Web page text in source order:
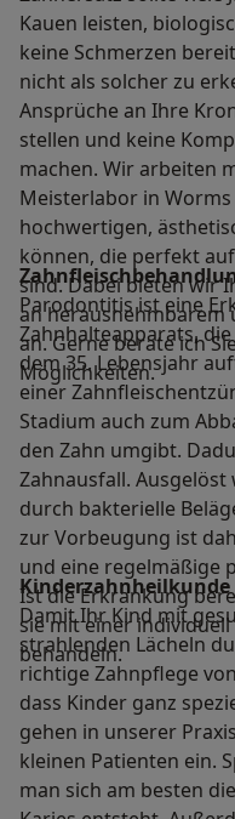
Kauen leisten,
keine Schmerzen
nicht als solcher zu
Ansprüche an Ihre
stellen und keine
machen. Wir arbeiten
Meisterlabor in
hochwertigen,
können, die perfekt
sind. Dabei bieten wir
an herausnehmbarem
an. Gerne berate ich
Möglichkeiten.
Parodontitis ist eine
Zahnhalteapparats,
dem 35. Lebensjahr
einer
Stadium auch zum
den Zahn umgibt.
Zahnausfall.
durch bakterielle
zur Vorbeugung ist
und eine regelmäßige
Ist die Erkrankung
sie mit einer
behandeln.
Kinderzahnheilkunde
Damit Ihr Kind mit
strahlenden Lächeln
richtige Zahnpflege
dass Kinder ganz
gehen in unserer
kleinen Patienten ein.
man sich am besten